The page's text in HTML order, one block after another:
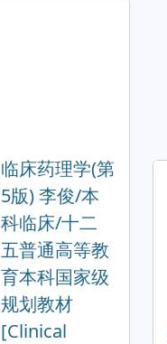
临床药理学(第
5版) 李俊/本
科临床/十二
五普通高等教
育本科国家级
规划教材
[Clinical